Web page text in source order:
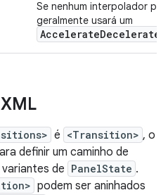
Se nenhum interpolador
geralmente usará um
é <Transition> , o
definir um caminho de
de PanelState .
podem ser aninhados